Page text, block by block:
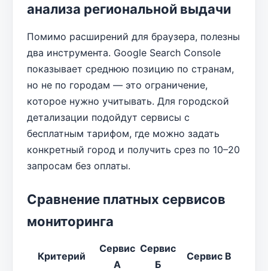
анализа региональной выдачи
Помимо расширений для браузера, полезны
два инструмента. Google Search Console
показывает среднюю позицию по странам,
но не по городам — это ограничение,
которое нужно учитывать. Для городской
детализации подойдут сервисы с
бесплатным тарифом, где можно задать
конкретный город и получить срез по 10–20
запросам без оплаты.
Сравнение платных сервисов
мониторинга
Критерий
Сервис
А
Сервис
Б
Сервис В